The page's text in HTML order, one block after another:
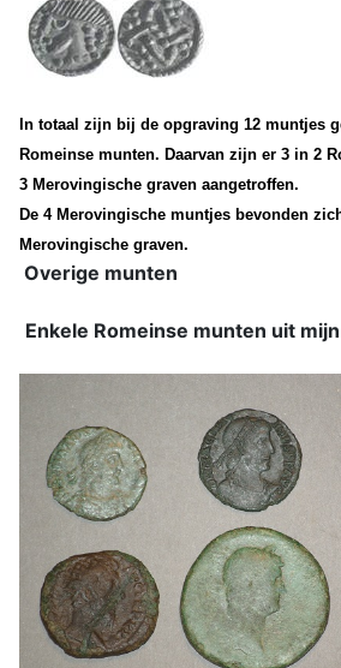
In totaal zijn bij de opgraving 12 muntjes
Romeinse munten. Daarvan zijn er 3 in 2
3 Merovingische graven aangetroffen.
De 4 Merovingische muntjes bevonden
Merovingische graven.
Overige munten
Enkele Romeinse munten uit